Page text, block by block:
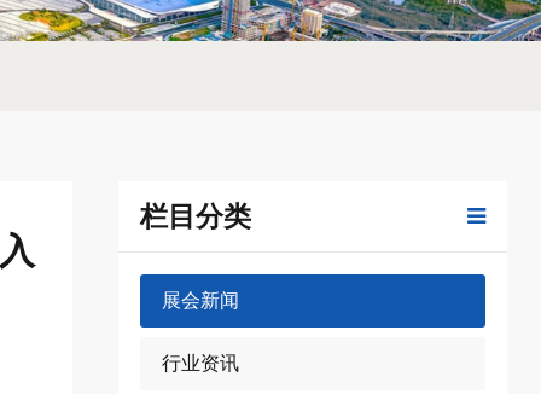
栏目分类
展会新闻
行业资讯